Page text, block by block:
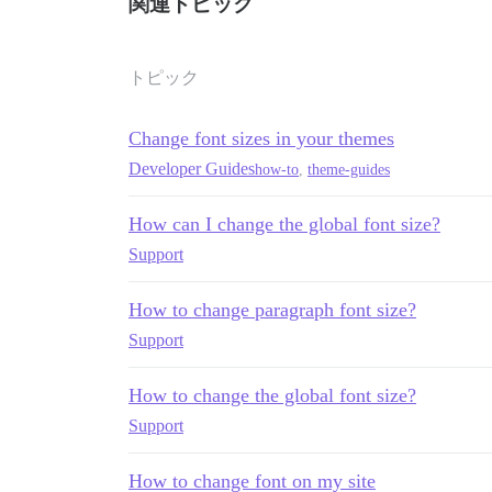
トピック
Change font sizes in your themes
Developer Guideshow-to theme-guides
How can I change the global font size?
Support
How to change paragraph font size?
Support
How to change the global font size?
Support
How to change font on my site